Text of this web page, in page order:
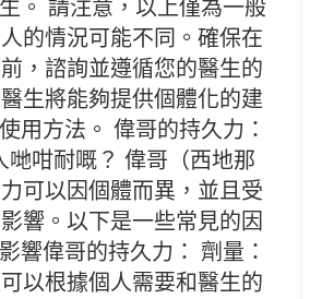
。 請注意，以上僅為一般
的情況可能不同。確保在
，諮詢並遵循您的醫生的
生將能夠提供個體化的建
用方法。 偉哥的持久力：
哋咁耐嘅？ 偉哥（西地那
可以因個體而異，並且受
響。以下是一些常見的因
響偉哥的持久力： 劑量：
以根據個人需要和醫生的